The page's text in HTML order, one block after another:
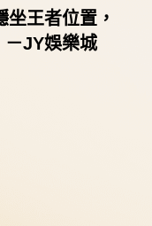
王者位置，
－JY娛樂城